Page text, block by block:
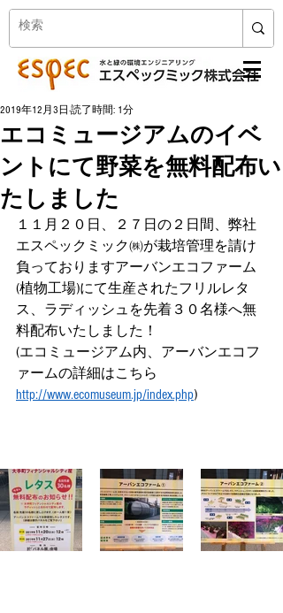
エコミュージアムのイベ
ントにて野菜を無料配布い
たしました
2019年12月3日 読了時間: 1分
１１月２０日、２７日の２日間、弊社
エスペックミック㈱が栽培管理を請け
負っておりますアーバンエコファーム
(植物工場)にて生産されたフリルレタ
ス、ラディッシュを先着３０名様へ無
料配布いたしました！
(エコミュージアム内、アーバンエコフ
ァームの詳細はこちら
http://www.ecomuseum.jp/index.php)